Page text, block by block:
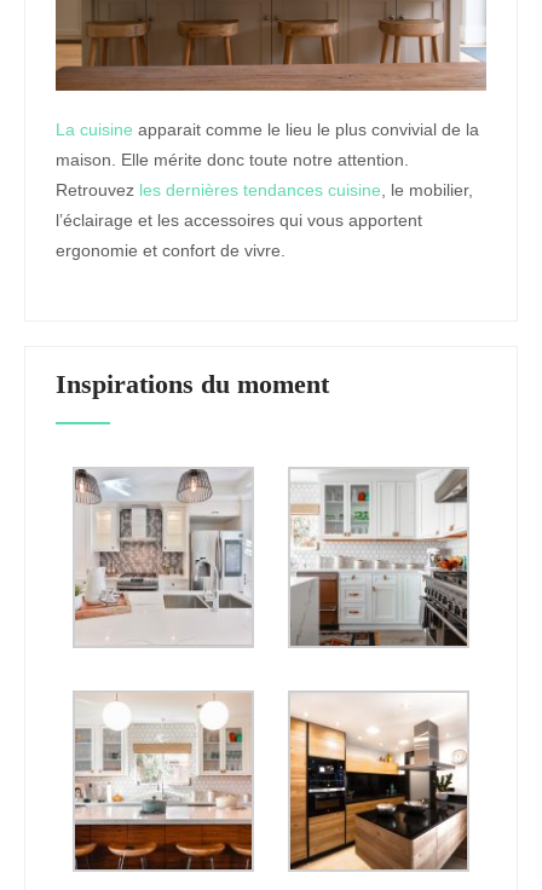
La cuisine apparait comme le lieu le plus convivial de la
maison. Elle mérite donc toute notre attention.
Retrouvez les dernières tendances cuisine, le mobilier,
l’éclairage et les accessoires qui vous apportent
ergonomie et confort de vivre.
Inspirations du moment